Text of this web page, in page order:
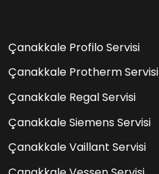
Çanakkale Profilo Servisi
Çanakkale Protherm Servisi
Çanakkale Regal Servisi
Çanakkale Siemens Servisi
Çanakkale Vaillant Servisi